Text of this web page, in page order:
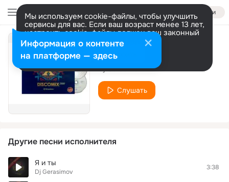
Войти
Мы используем cookie-файлы, чтобы улучшить
сервисы для вас. Если ваш возраст менее 13 лет,
настроить cookie-файлы должен ваш законный
представитель. Больше информации
Разрешить все Настроить
Baby Right Now
Dj Gerasimov
Слушать
Другие песни исполнителя
Я и ты
Dj Gerasimov
3:38
Информация о контенте
на платформе — здесь